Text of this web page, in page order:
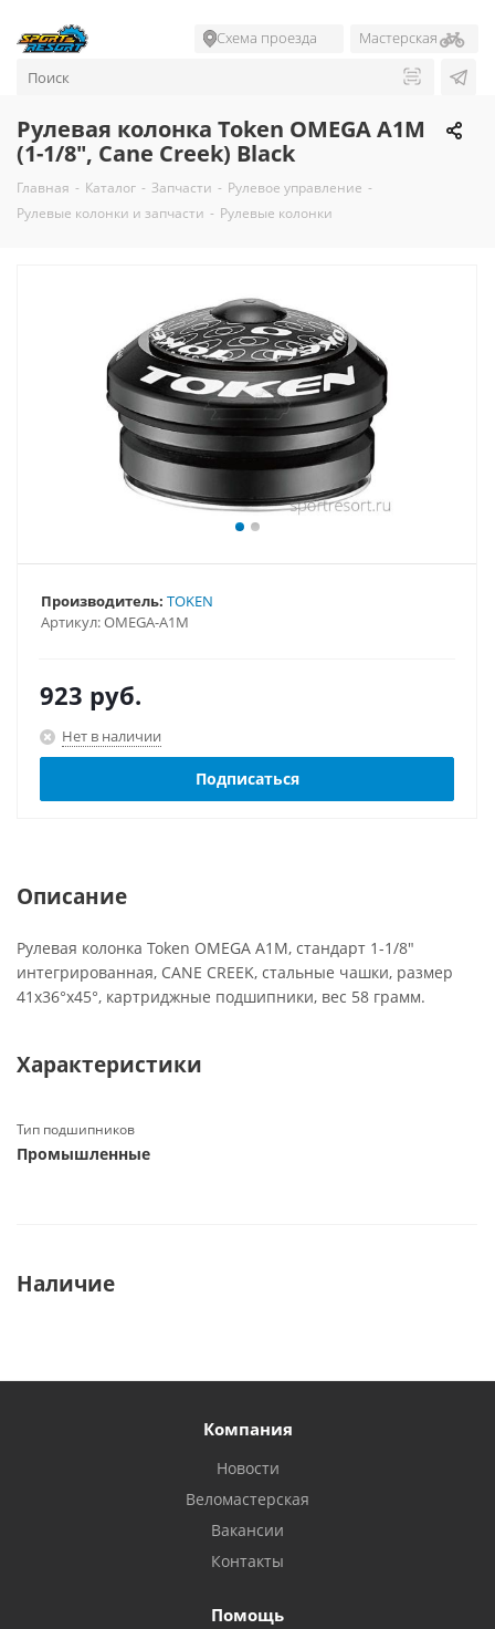
Схема проезда Мастерская
Рулевая колонка Token OMEGA A1M
(1-1/8", Cane Creek) Black
Главная - Каталог - Запчасти - Рулевое управление -
Рулевые колонки и запчасти - Рулевые колонки
Артикул:OMEGA-A1M
Производитель: TOKEN
923 руб.
Нет в наличии
Подписаться
Описание
Рулевая колонка Token OMEGA A1M, стандарт 1-1/8"
интегрированная, CANE CREEK, стальные чашки, размер
41х36°х45°, картриджные подшипники, вес 58 грамм.
Характеристики
Тип подшипников
Промышленные
Наличие
Компания
Новости
Веломастерская
Вакансии
Контакты
Помощь